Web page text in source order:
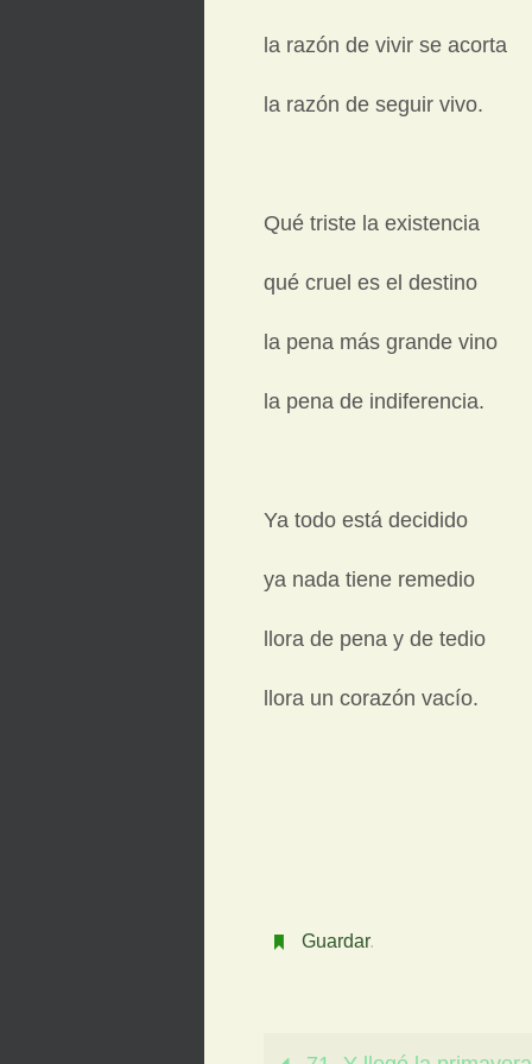
la razón de vivir se acorta
la razón de seguir vivo.
Qué triste la existencia
qué cruel es el destino
la pena más grande vino
la pena de indiferencia.
Ya todo está decidido
ya nada tiene remedio
llora de pena y de tedio
llora un corazón vacío.
Guardar.